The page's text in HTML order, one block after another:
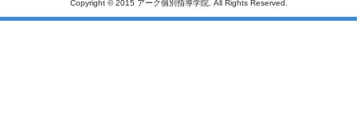
Copyright © 2015 アーク個別指導学院. All Rights Reserved.